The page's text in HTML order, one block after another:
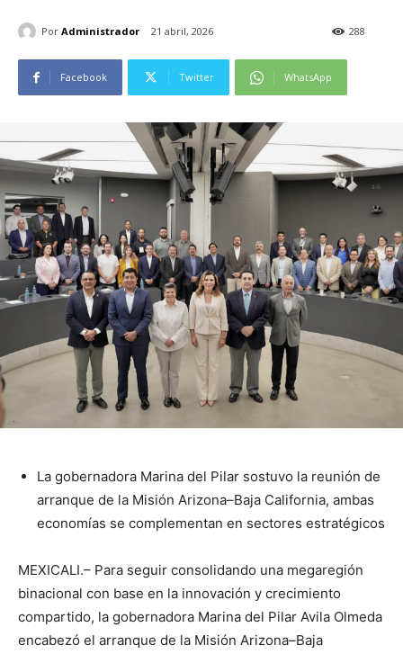
Por Administrador 21 abril, 2026 288
Facebook Twitter WhatsApp
La gobernadora Marina del Pilar sostuvo la reunión de
arranque de la Misión Arizona–Baja California, ambas
economías se complementan en sectores estratégicos
MEXICALI.– Para seguir consolidando una megaregión
binacional con base en la innovación y crecimiento
compartido, la gobernadora Marina del Pilar Avila Olmeda
encabezó el arranque de la Misión Arizona–Baja